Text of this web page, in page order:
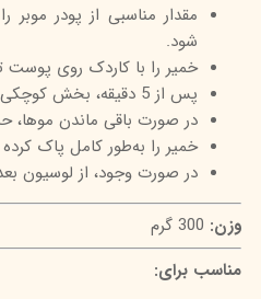
مقدار مناسبی از پودر
شود.
خمیر را با کاردک روی پوست
پس از 5 دقیقه، بخش کوچکی را با کاردک تست کنید.
در صورت باقی ماندن موها، حداکثر 2 دقیقه دیگر
خمیر را به‌طور کامل پاک
در صورت وجود، از لوسیون
وزن:
مناسب برای: